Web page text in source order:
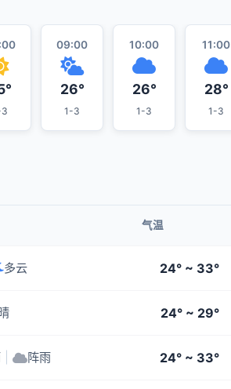
09:00
26°
1-3
10:00
26°
1-3
11:00
28°
1-3
气温
多云 24° ~ 33°
24° ~ 29°
阵雨 24° ~ 33°